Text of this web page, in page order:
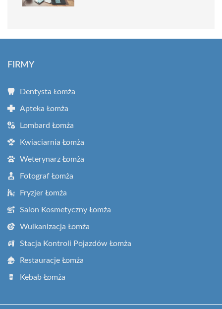
FIRMY
Dentysta Łomża
Apteka Łomża
Lombard Łomża
Kwiaciarnia Łomża
Weterynarz Łomża
Fotograf Łomża
Fryzjer Łomża
Salon Kosmetyczny Łomża
Wulkanizacja Łomża
Stacja Kontroli Pojazdów Łomża
Restauracje Łomża
Kebab Łomża